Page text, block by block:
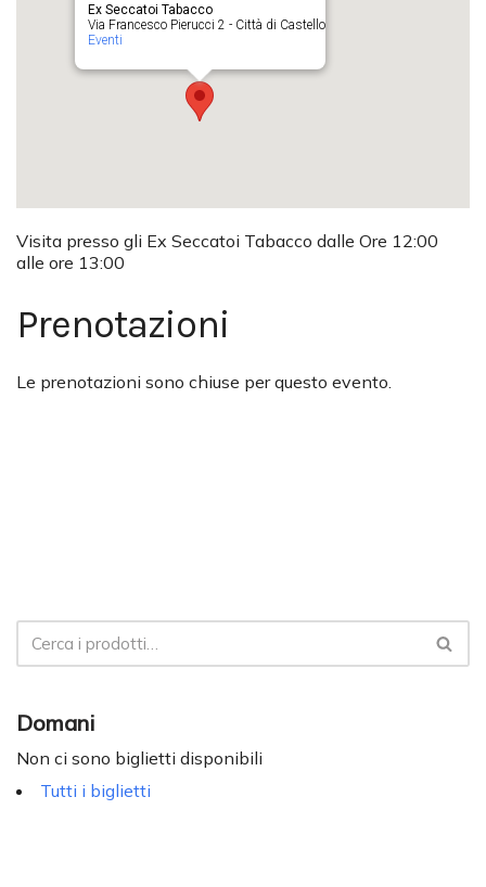
Ex Seccatoi Tabacco
Via Francesco Pierucci 2 - Città di Castello
Eventi
Visita presso gli Ex Seccatoi Tabacco dalle Ore 12:00
alle ore 13:00
Prenotazioni
Le prenotazioni sono chiuse per questo evento.
Domani
Non ci sono biglietti disponibili
Tutti i biglietti